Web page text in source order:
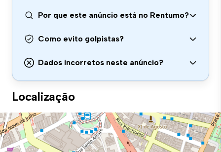
Por que este anúncio está no Rentumo?
Como evito golpistas?
Dados incorretos neste anúncio?
Localização